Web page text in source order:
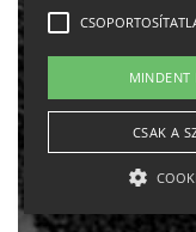
Ebike
MINDENT
CSAK A